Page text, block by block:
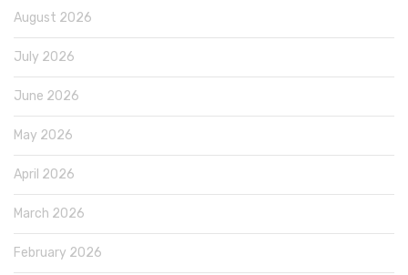
August 2026
July 2026
June 2026
May 2026
April 2026
March 2026
February 2026